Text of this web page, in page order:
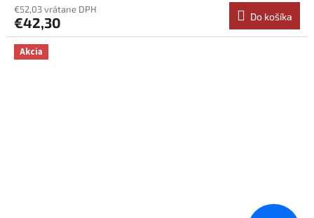
€52,03 vrátane DPH
€42,30 Do košíka
Akcia